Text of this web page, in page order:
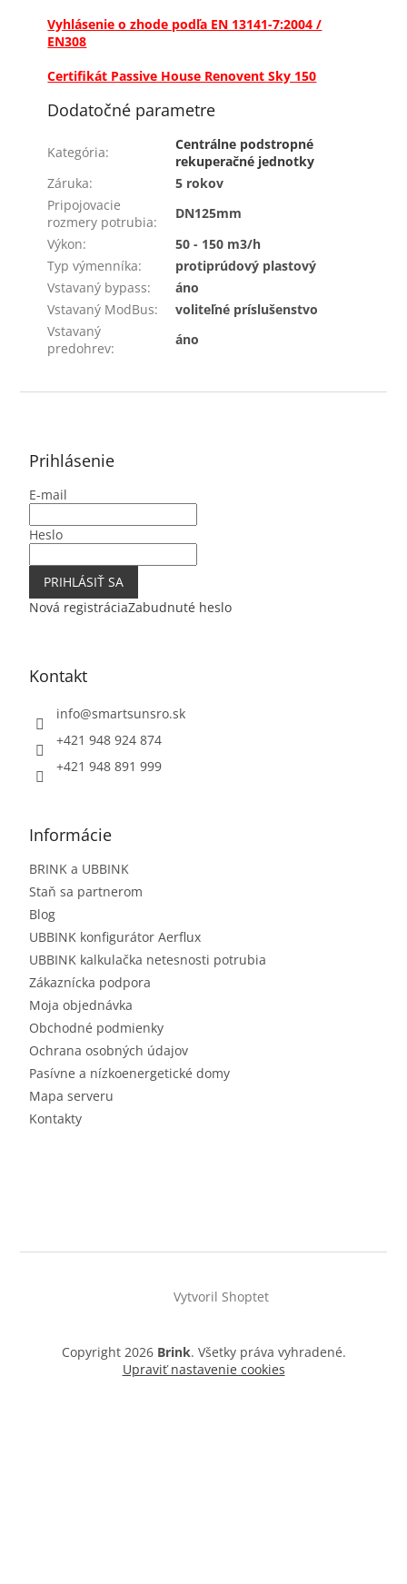
Vyhlásenie o zhode podľa EN 13141-7:2004 /
EN308
Certifikát Passive House Renovent Sky 150
Dodatočné parametre
Kategória:
Centrálne podstropné
rekuperačné jednotky
Záruka:
5 rokov
Pripojovacie
rozmery potrubia:
DN125mm
Výkon:
50 - 150 m3/h
Typ výmenníka:
protiprúdový plastový
Vstavaný bypass:
áno
Vstavaný ModBus:
voliteľné príslušenstvo
Vstavaný
predohrev:
áno
Prihlásenie
E-mail
Heslo
PRIHLÁSIŤ SA
Nová registráciaZabudnuté heslo
Kontakt
info@smartsunsro.sk
+421 948 924 874
+421 948 891 999
Informácie
BRINK a UBBINK
Staň sa partnerom
Blog
UBBINK konfigurátor Aerflux
UBBINK kalkulačka netesnosti potrubia
Zákaznícka podpora
Moja objednávka
Obchodné podmienky
Ochrana osobných údajov
Pasívne a nízkoenergetické domy
Mapa serveru
Kontakty
Vytvoril Shoptet
Copyright 2026 Brink. Všetky práva vyhradené.
Upraviť nastavenie cookies